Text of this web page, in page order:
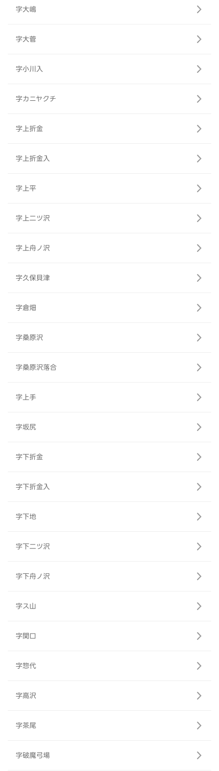
字大嶋
字大菅
字小川入
字カニヤクチ
字上折金
字上折金入
字上平
字上二ツ沢
字上舟ノ沢
字久保貝津
字倉畑
字桑原沢
字桑原沢落合
字上手
字坂尻
字下折金
字下折金入
字下地
字下二ツ沢
字下舟ノ沢
字ス山
字関口
字惣代
字高沢
字茶尾
字破魔弓場